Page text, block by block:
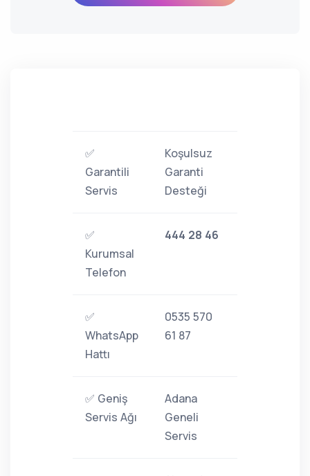
✅
Garantili
Servis
Koşulsuz
Garanti
Desteği
✅
Kurumsal
Telefon
444 28 46
✅
WhatsApp
Hattı
0535 570
61 87
✅ Geniş
Servis Ağı
Adana
Geneli
Servis